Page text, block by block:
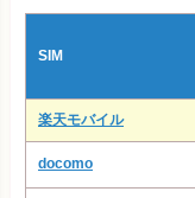
SIM
楽天モバイル
docomo